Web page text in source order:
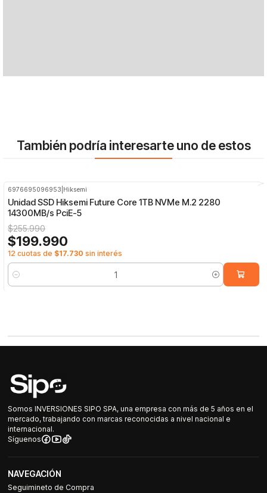
También podría interesarte uno de estos
6976695096953 Hiksemi
Unidad SSD Hiksemi Future Core 1TB NVMe M.2 2280
14300MB/s PciE-5
$255.990
$199.990
12 cuotas de $17.730 sin interés
Cantidad
Somos INVERSIONES SIPO SPA, una empresa con más de 5 años en el
mercado, trabajando con marcas reconocidas a nivel nacional e
internacional.
Síguenos
NAVEGACIÓN
Seguimineto de Compra